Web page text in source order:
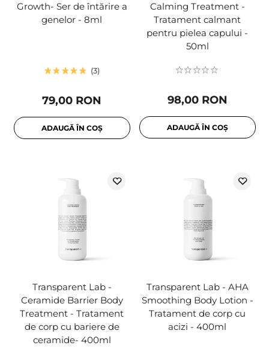
Growth- Ser de întărire a
genelor - 8ml
3
79,00 RON
ADAUGĂ ÎN COȘ
Calming Treatment -
Tratament calmant
pentru pielea capului -
50ml
98,00 RON
ADAUGĂ ÎN COȘ
Transparent Lab -
Ceramide Barrier Body
Treatment - Tratament
de corp cu bariere de
ceramide- 400ml
Transparent Lab - AHA
Smoothing Body Lotion -
Tratament de corp cu
acizi - 400ml